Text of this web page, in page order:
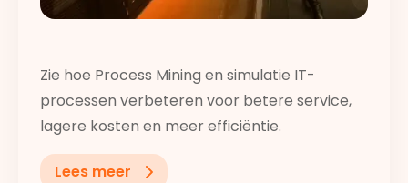
Zie hoe Process Mining en simulatie IT-
processen verbeteren voor betere service,
lagere kosten en meer efficiëntie.
Lees meer